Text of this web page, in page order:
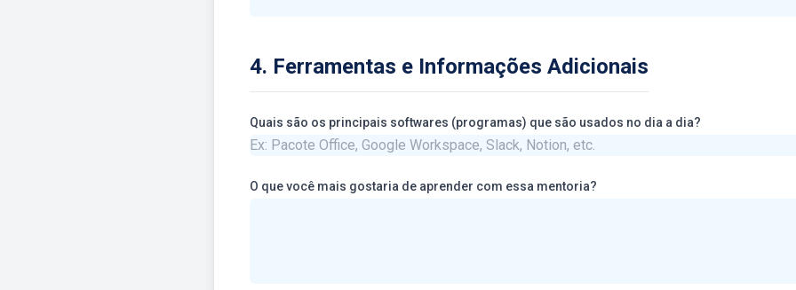
4. Ferramentas e Informações Adicionais
Quais são os principais softwares (programas) que são usados no dia a dia?
O que você mais gostaria de aprender com essa mentoria?